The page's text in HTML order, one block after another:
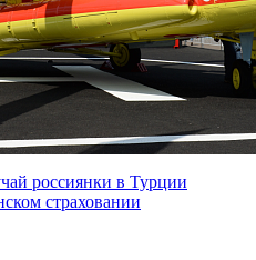
россиянки в Турции
страховании